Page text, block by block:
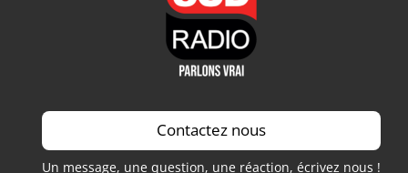
Contactez nous
Un message, une question, une réaction, écrivez nous !